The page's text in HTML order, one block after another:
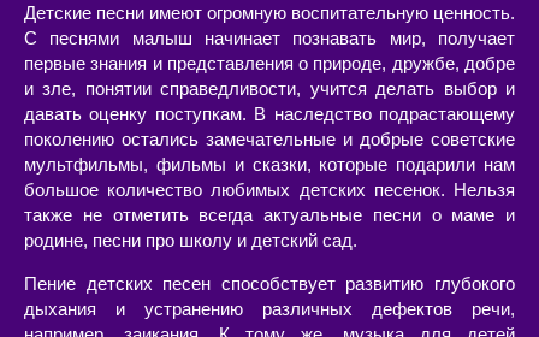
Детские песни имеют огромную воспитательную ценность.
С песнями малыш начинает познавать мир, получает
первые знания и представления о природе, дружбе, добре
и зле, понятии справедливости, учится делать выбор и
давать оценку поступкам. В наследство подрастающему
поколению остались замечательные и добрые советские
мультфильмы, фильмы и сказки, которые подарили нам
большое количество любимых детских песенок. Нельзя
также не отметить всегда актуальные песни о маме и
родине, песни про школу и детский сад.
Пение детских песен способствует развитию глубокого
дыхания и устранению различных дефектов речи,